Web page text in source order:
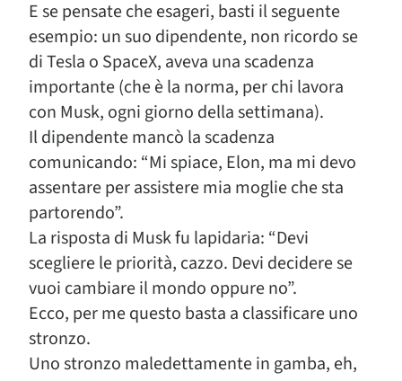
E se pensate che esageri, basti il seguente
esempio: un suo dipendente, non ricordo se
di Tesla o SpaceX, aveva una scadenza
importante (che è la norma, per chi lavora
con Musk, ogni giorno della settimana).
Il dipendente mancò la scadenza
comunicando: “Mi spiace, Elon, ma mi devo
assentare per assistere mia moglie che sta
partorendo”.
La risposta di Musk fu lapidaria: “Devi
scegliere le priorità, cazzo. Devi decidere se
vuoi cambiare il mondo oppure no”.
Ecco, per me questo basta a classificare uno
stronzo.
Uno stronzo maledettamente in gamba, eh,